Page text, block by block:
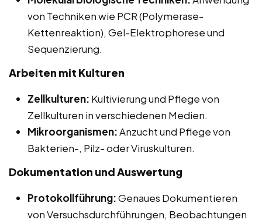
von Techniken wie PCR (Polymerase-
Kettenreaktion), Gel-Elektrophorese und
Sequenzierung.
Arbeiten mit Kulturen
Zellkulturen: Kultivierung und Pflege von
Zellkulturen in verschiedenen Medien.
Mikroorganismen:Anzucht und Pflege von
Bakterien-, Pilz- oder Viruskulturen.
Dokumentation und Auswertung
Protokollführung:Genaues Dokumentieren
von Versuchsdurchführungen, Beobachtungen